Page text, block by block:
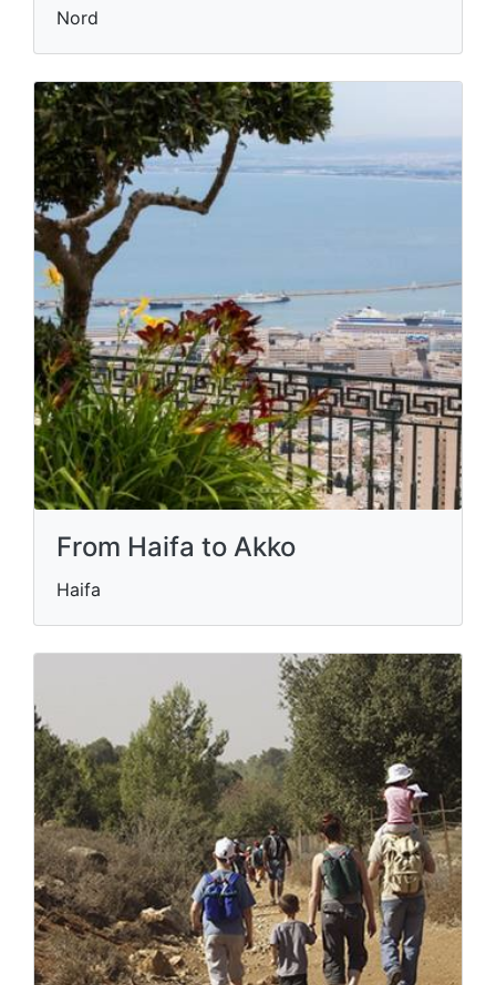
Nord
From Haifa to Akko
Haifa